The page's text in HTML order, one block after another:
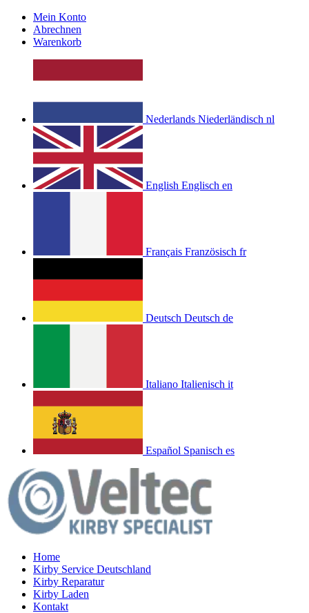
Mein Konto
Abrechnen
Warenkorb
Nederlands Niederländisch nl
English Englisch en
Français Französisch fr
Deutsch Deutsch de
Italiano Italienisch it
Español Spanisch es
Home
Kirby Service Deutschland
Kirby Reparatur
Kirby Laden
Kontakt